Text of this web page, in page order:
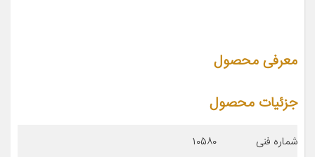
معرفی محصول
جزئیات محصول
شماره فنی ۱۰۵۸۰